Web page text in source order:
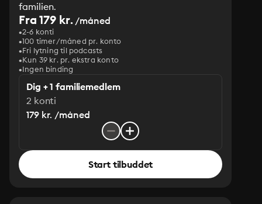
familien.
Fra 179 kr./måned
2-6 konti
100 timer/måned pr. konto
Fri lytning til podcasts
Kun 39 kr. pr. ekstra konto
Ingen binding
Dig + 1 familiemedlem
2 konti
179 kr. /måned
Start tilbuddet